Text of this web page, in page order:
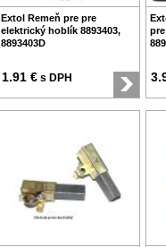
Extol Remeň pre pre
elektrický hoblík 8893403,
8893403D
1.91 € s DPH